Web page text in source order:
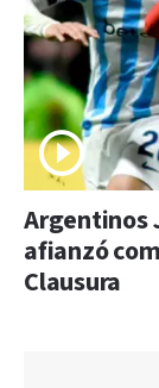
Argentinos
afianzó
Clausura